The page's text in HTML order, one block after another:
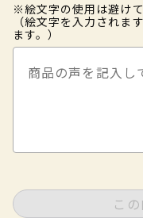
※絵文字の使用は避けて
（絵文字を入力されま
ます。）
こ